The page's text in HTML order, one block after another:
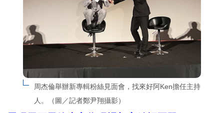
周杰倫舉辦新專輯粉絲見面會，找來好阿Ken擔任主持
人。（圖／記者鄭尹翔攝影）